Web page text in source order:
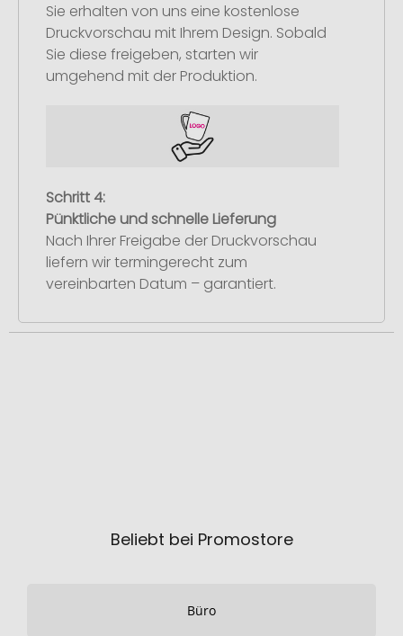
Sie erhalten von uns eine kostenlose
Druckvorschau mit Ihrem Design. Sobald
Sie diese freigeben, starten wir
umgehend mit der Produktion.
Schritt 4:
Pünktliche und schnelle Lieferung
Nach Ihrer Freigabe der Druckvorschau
liefern wir termingerecht zum
vereinbarten Datum – garantiert.
Beliebt bei Promostore
Büro